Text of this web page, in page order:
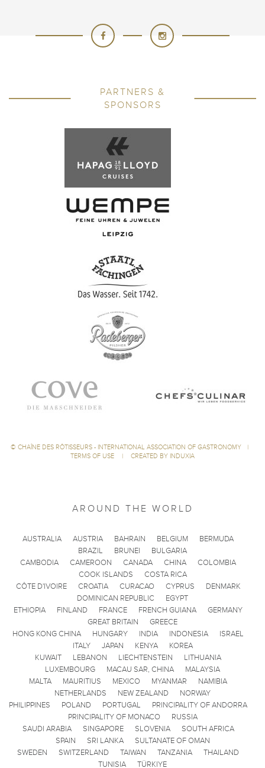
PARTNERS &
SPONSORS
© CHAÎNE DES RÔTISSEURS - INTERNATIONAL ASSOCIATION OF GASTRONOMY
|
TERMS OF USE
| CREATED BY INDUXIA
AROUND THE WORLD
AUSTRALIA AUSTRIA BAHRAIN BELGIUM
BERMUDA
BRAZIL
BRUNEI
BULGARIA
CAMBODIA
CAMEROON CANADA CHINA
COLOMBIA
COOK ISLANDS
COSTA RICA
CÔTE D'IVOIRE
CROATIA CURACAO CYPRUS
DENMARK
DOMINICAN REPUBLIC
EGYPT
ETHIOPIA
FINLAND FRANCE FRENCH GUIANA
GERMANY
GREAT BRITAIN
GREECE
HONG KONG CHINA
HUNGARY INDIA INDONESIA
ISRAEL
ITALY
JAPAN KENYA
KOREA
KUWAIT
LEBANON LIECHTENSTEIN
LITHUANIA
LUXEMBOURG
MACAU SAR, CHINA
MALAYSIA
MALTA
MAURITIUS MEXICO MYANMAR
NAMIBIA
NETHERLANDS
NEW ZEALAND
NORWAY
PHILIPPINES
POLAND PORTUGAL
PRINCIPALITY OF ANDORRA
PRINCIPALITY OF MONACO
RUSSIA
SAUDI ARABIA
SINGAPORE SLOVENIA
SOUTH AFRICA
SPAIN
SRI LANKA
SULTANATE OF OMAN
SWEDEN
SWITZERLAND TAIWAN TANZANIA
THAILAND
TUNISIA
TÜRKIYE